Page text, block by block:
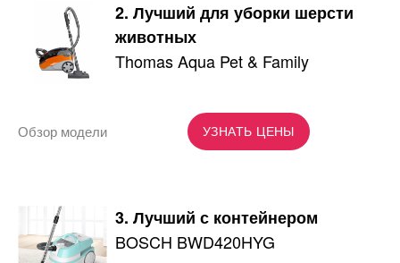
2. Лучший для уборки шерсти
животных
Thomas Aqua Pet & Family
УЗНАТЬ ЦЕНЫ
Обзор модели
3. Лучший с контейнером
BOSCH BWD420HYG